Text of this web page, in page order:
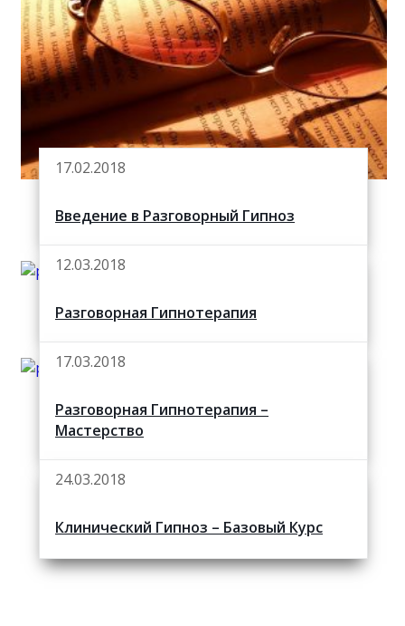
17.02.2018
Введение в Разговорный Гипноз
12.03.2018
Разговорная Гипнотерапия
17.03.2018
Разговорная Гипнотерапия –
Мастерство
24.03.2018
Клинический Гипноз – Базовый Курс